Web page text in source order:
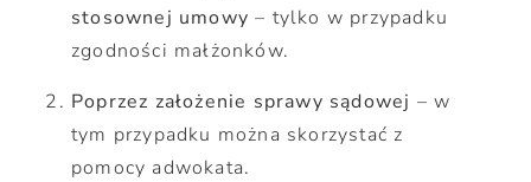
stosownej umowy – tylko w przypadku
zgodności małżonków.
Poprzez założenie sprawy sądowej – w
tym przypadku można skorzystać z
pomocy adwokata.